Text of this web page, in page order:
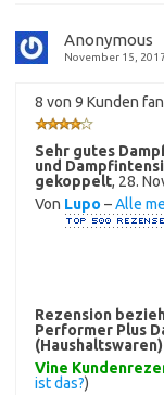
Anonymous
November 15,
8 von 9 Kunden
Sehr gutes
und
gekoppelt, 28.
Von Lupo –Alle
Rezension
Performer Plus
(Haushaltswaren)
Vine
ist das?)